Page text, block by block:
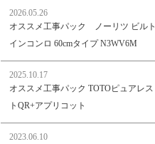
2026.05.26
オススメ工事パック ノーリツ ビルト
インコンロ 60cmタイプ N3WV6M
2025.10.17
オススメ工事パック TOTOピュアレス
トQR+アプリコット
2023.06.10